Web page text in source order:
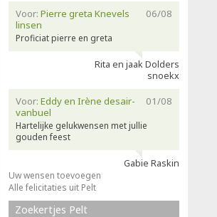
06/08
Voor: Pierre greta Knevels
linsen
Proficiat pierre en greta
Rita en jaak Dolders
snoekx
01/08
Voor: Eddy en Irène desair-
vanbuel
Hartelijke gelukwensen met jullie
gouden feest
Gabie Raskin
Uw wensen toevoegen
Alle felicitaties uit Pelt
Zoekertjes Pelt